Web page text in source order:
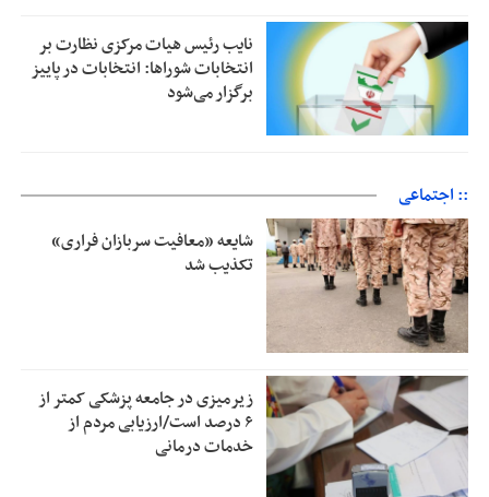
نایب رئیس هیات مرکزی نظارت بر
انتخابات شوراها: انتخابات در پاییز
برگزار می‌شود
:: اجتماعی
شایعه «معافیت سربازان فراری»
تکذیب شد
زیرمیزی در جامعه پزشکی کمتر از
۶ درصد است/ارزیابی مردم از
خدمات درمانی